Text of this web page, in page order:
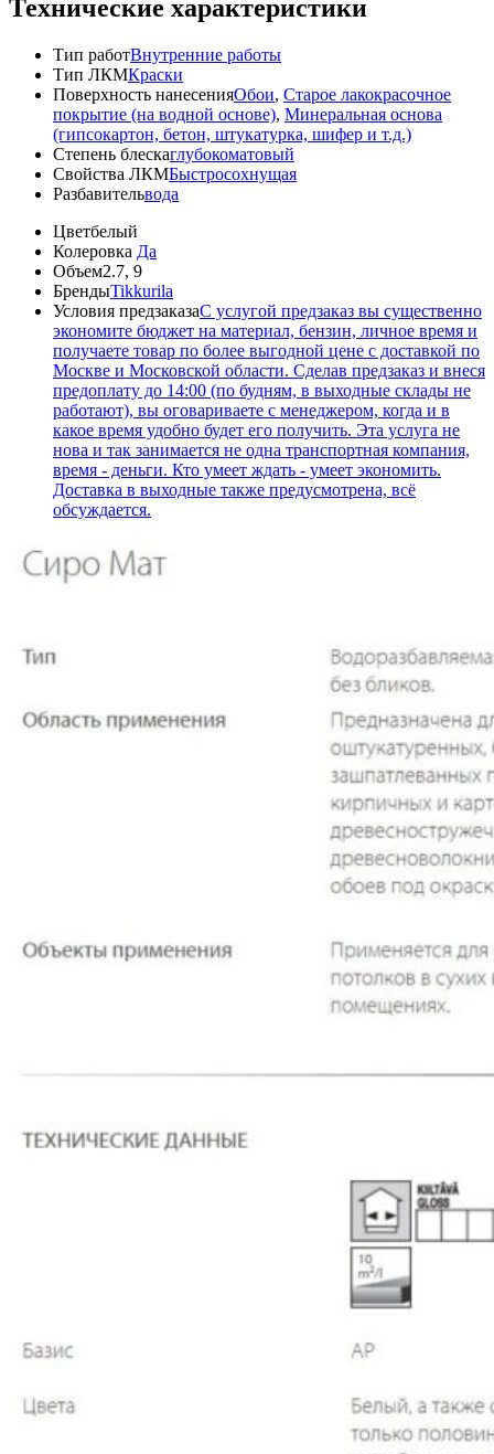
Технические характеристики
Тип работВнутренние работы
Тип ЛКМКраски
Поверхность нанесенияОбои, Старое лакокрасочное
покрытие (на водной основе), Минеральная основа
(гипсокартон, бетон, штукатурка, шифер и т.д.)
Степень блескаглубокоматовый
Свойства ЛКМБыстросохнущая
Разбавительвода
Цветбелый
Колеровка Да
Объем2.7, 9
БрендыTikkurila
Условия предзаказаС услугой предзаказ вы существенно
экономите бюджет на материал, бензин, личное время и
получаете товар по более выгодной цене с доставкой по
Москве и Московской области. Сделав предзаказ и внеся
предоплату до 14:00 (по будням, в выходные склады не
работают), вы оговариваете с менеджером, когда и в
какое время удобно будет его получить. Эта услуга не
нова и так занимается не одна транспортная компания,
время - деньги. Кто умеет ждать - умеет экономить.
Доставка в выходные также предусмотрена, всё
обсуждается.